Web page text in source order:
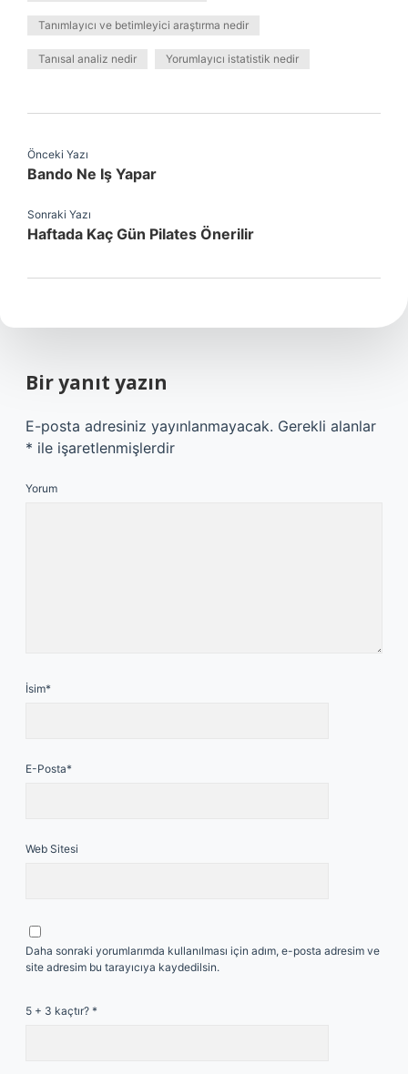
Tanımlayıcı ve betimleyici araştırma nedir
Tanısal analiz nedir Yorumlayıcı istatistik nedir
Önceki Yazı
Bando Ne Iş Yapar
Sonraki Yazı
Haftada Kaç Gün Pilates Önerilir
Bir yanıt yazın
E-posta adresiniz yayınlanmayacak. Gerekli alanlar
* ile işaretlenmişlerdir
Yorum
İsim*
E-Posta*
Web Sitesi
Daha sonraki yorumlarımda kullanılması için adım, e-posta adresim ve
site adresim bu tarayıcıya kaydedilsin.
5 + 3 kaçtır? *